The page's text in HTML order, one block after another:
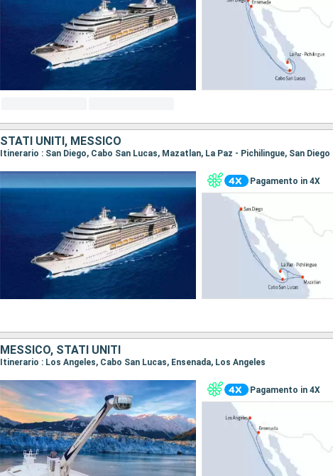
STATI UNITI, MESSICO
Itinerario : San Diego, Cabo San Lucas, Mazatlan, La Paz - Pichilingue, San Diego
Pagamento in 4X
MESSICO, STATI UNITI
Itinerario : Los Angeles, Cabo San Lucas, Ensenada, Los Angeles
Pagamento in 4X